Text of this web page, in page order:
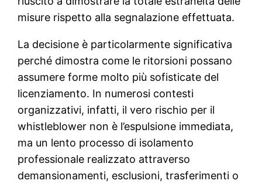
misure rispetto alla segnalazione effettuata.
La decisione è particolarmente significativa
perché dimostra come le ritorsioni possano
assumere forme molto più sofisticate del
licenziamento. In numerosi contesti
organizzativi, infatti, il vero rischio per il
whistleblower non è l’espulsione immediata,
ma un lento processo di isolamento
professionale realizzato attraverso
demansionamenti, esclusioni, trasferimenti o